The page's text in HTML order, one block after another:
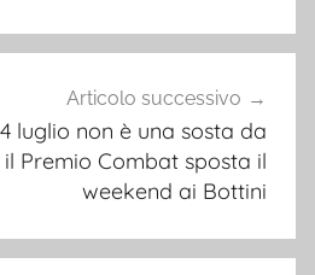
Articolo successivo
luglio non è una sosta da
Premio Combat sposta il
weekend ai Bottini